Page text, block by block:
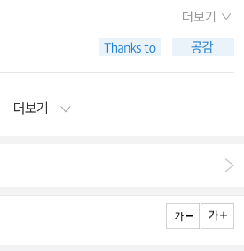
기에 정지한 것 같은 숲은 물론 심지
엇인지를 생각했다. 일만년을 여행한
위해, 어떤 미래를 향해 살아가느냐 하
었다. 그러나 인간이 진정 알고 싶은 것
기 에세이 분야 신간평가단은 이런 책들
들에 관심이 가신다면 에세이 분야에
도록 하겠습니다.감사합니다! 경제/경
레시피팝
악의 탄생 인문/사회/과학
더보기
더보기